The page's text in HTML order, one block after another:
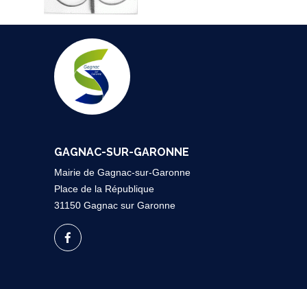
GAGNAC-SUR-GARONNE
Mairie de Gagnac-sur-Garonne
Place de la République
31150 Gagnac sur Garonne